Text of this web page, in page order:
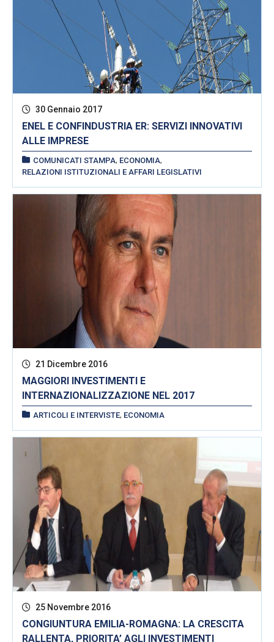
30 Gennaio 2017
ENEL E CONFINDUSTRIA ER: SERVIZI INNOVATIVI
ALLE IMPRESE
COMUNICATI STAMPA ECONOMIA
RELAZIONI ISTITUZIONALI E AFFARI LEGISLATIVI
21 Dicembre 2016
MAGGIORI INVESTIMENTI E
INTERNAZIONALIZZAZIONE NEL 2017
ARTICOLI E INTERVISTE ECONOMIA
25 Novembre 2016
CONGIUNTURA EMILIA-ROMAGNA: LA CRESCITA
RALLENTA, PRIORITA’ AGLI INVESTIMENTI